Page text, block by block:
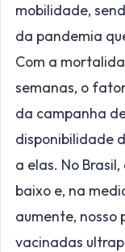
mobilidade,
da pandemia
Com a
semanas, o
da campanha
disponibilidade
a elas. No
baixo e, na
aumente, nosso
vacinadas